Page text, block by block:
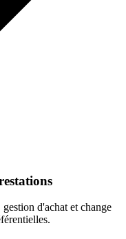
d'achat et change